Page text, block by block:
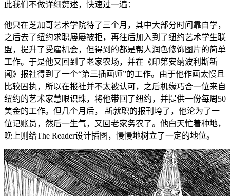
此我们不做详细赘述，快速过一遍：
他只在芝加哥艺术学院待了三个月，其中大部分时间靠自学，
之后去了纽约求职屡屡被拒，再往后加入到了纽约艺术学生联
盟，提升了受雇机会，但得到的都是帮人润色修饰图片的简单
工作。于是他又回到了老家农场，并在《印第安纳波利斯新
闻》报社得到了一个“第三插画师”的工作。由于他作画太慢且
比较固执，所以在报社并不太被认可，之后机缘巧合一位来自
纽约的艺术家慧眼识珠，将他带回了纽约，并提供一份每周50
美金的工作。但几个月后， 新就职的报刊垮了，他沦为了一
位记账员，然后一生气，又回老家务农了。他白天忙着种地，
晚上则给The Reader设计插图，慢慢地树立了一定的地位。